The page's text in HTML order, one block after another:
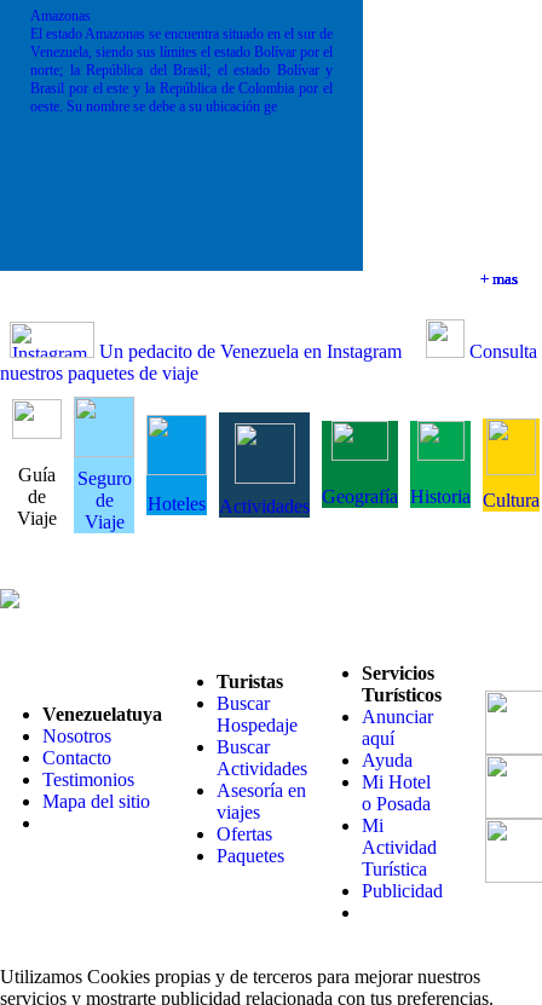
+ mas
+ mas
+ mas
Amazonas
El estado Amazonas se encuentra situado en el sur de
Venezuela, siendo sus límites el estado Bolívar por el
norte; la República del Brasil; el estado Bolívar y
Brasil por el este y la República de Colombia por el
oeste. Su nombre se debe a su ubicación ge
+ mas
Un pedacito de Venezuela en Instagram
Consulta
nuestros paquetes de viaje
Guía
de
Viaje
Seguro
de
Viaje
Hoteles Actividades Geografía Historia Cultura
Venezuelatuya
Nosotros
Contacto
Testimonios
Mapa del sitio
Turistas
Buscar
Hospedaje
Buscar
Actividades
Asesoría en
viajes
Ofertas
Paquetes
Servicios
Turísticos
Anunciar
aquí
Ayuda
Mi Hotel
o Posada
Mi
Actividad
Turística
Publicidad
Utilizamos Cookies propias y de terceros para mejorar nuestros
servicios y mostrarte publicidad relacionada con tus preferencias.